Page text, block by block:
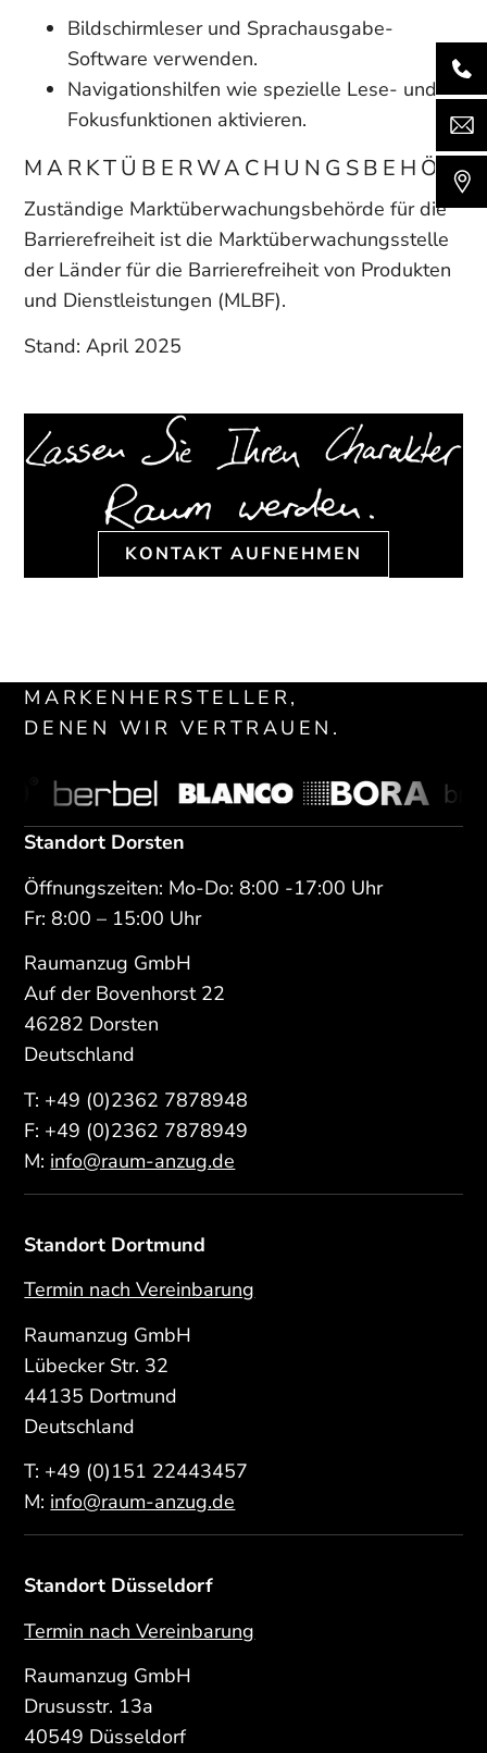
Bildschirmleser und Sprachausgabe-
Software verwenden.
Navigationshilfen wie spezielle Lese- und
Fokusfunktionen aktivieren.
Zuständige Marktüberwachungsbehörde für die
Barrierefreiheit ist die Marktüberwachungsstelle
der Länder für die Barrierefreiheit von Produkten
und Dienstleistungen (MLBF).
Stand: April 2025
KONTAKT AUFNEHMEN
MARKENHERSTELLER,
DENEN WIR VERTRAUEN.
Standort Dorsten
Öffnungszeiten: Mo-Do: 8:00 -17:00 Uhr
Fr: 8:00 – 15:00 Uhr
Raumanzug GmbH
Auf der Bovenhorst 22
46282 Dorsten
Deutschland
T: +49 (0)2362 7878948
F: +49 (0)2362 7878949
M: info@raum-anzug.de
Standort Dortmund
Termin nach Vereinbarung
Raumanzug GmbH
Lübecker Str. 32
44135 Dortmund
Deutschland
T: +49 (0)151 22443457
M: info@raum-anzug.de
Standort Düsseldorf
Termin nach Vereinbarung
Raumanzug GmbH
Drususstr. 13a
40549 Düsseldorf